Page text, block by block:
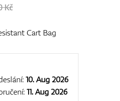
Kč
Cart Bag
10. Aug 2026
11. Aug 2026